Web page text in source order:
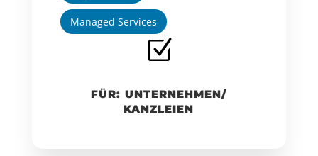
Managed Services
Z
FÜR: UNTERNEHMEN/
KANZLEIEN